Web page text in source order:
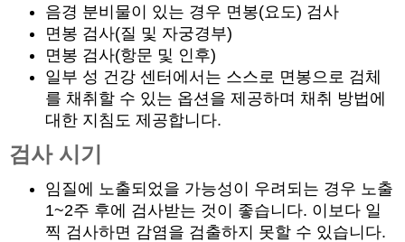
음경 분비물이 있는 경우 면봉(요도) 검사
면봉 검사(질 및 자궁경부)
면봉 검사(항문 및 인후)
일부 성 건강 센터에서는 스스로 면봉으로 검체
를 채취할 수 있는 옵션을 제공하며 채취 방법에
대한 지침도 제공합니다.
검사 시기
임질에 노출되었을 가능성이 우려되는 경우 노출
1~2주 후에 검사받는 것이 좋습니다. 이보다 일
찍 검사하면 감염을 검출하지 못할 수 있습니다.